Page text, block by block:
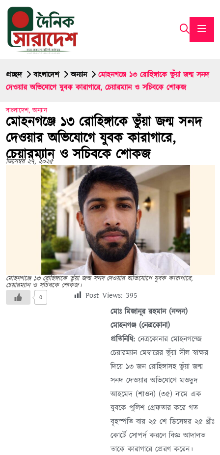
প্রচ্ছদ বাংলাদেশ অন্যান
মোহনগঞ্জে ১৩ রোহিঙ্গাকে ভুঁয়া জন্ম সনদ
দেওয়ার অভিযোগে যুবক কারাগারে, চেয়ারম্যান ও সচিবকে শোকজ
বাংলাদেশ,অন্যান
মোহনগঞ্জে ১৩ রোহিঙ্গাকে ভুঁয়া জন্ম সনদ
দেওয়ার অভিযোগে যুবক কারাগারে,
চেয়ারম্যান ও সচিবকে শোকজ
ডিসেম্বর ২৭, ২০২৫
মোহনগঞ্জে ১৩ রোহিঙ্গাকে ভুঁয়া জন্ম সনদ দেওয়ার অভিযোগে যুবক কারাগারে,
চেয়ারম্যান ও সচিবকে শোকজ।
0 Post Views: 395
মোঃ মিজানূর রহমান (নন্দন)
মোহনগঞ্জ (নেত্রকোনা)
প্রতিনিধি: নেত্রকোনার মোহনগন্জে
চেয়ারম্যান মেম্বারের ভূঁয়া সীল স্বাক্ষর
দিয়ে ১৩ জন রোহিঙ্গাসহ ভুঁয়া জন্ম
সনদ দেওয়ার অভিযোগে মওদুদ
আহমেদ (শাওন) (৩৫) নামে এক
যুবকে পুলিশ গ্রেফতার করে গত
বৃহস্পতি বার ২৫ শে ডিসেম্বর ২৫ খ্রীঃ
কোর্টে সোপর্দ করলে বিজ্ঞ আদালত
তাকে কারাগারে প্রেরণ করেন।